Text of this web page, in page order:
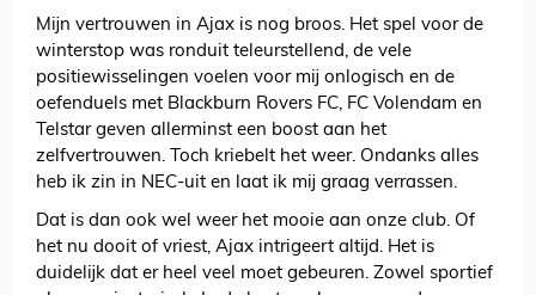
Mijn vertrouwen in Ajax is nog broos. Het spel voor de
winterstop was ronduit teleurstellend, de vele
positiewisselingen voelen voor mij onlogisch en de
oefenduels met Blackburn Rovers FC, FC Volendam en
Telstar geven allerminst een boost aan het
zelfvertrouwen. Toch kriebelt het weer. Ondanks alles
heb ik zin in NEC-uit en laat ik mij graag verrassen.
Dat is dan ook wel weer het mooie aan onze club. Of
het nu dooit of vriest, Ajax intrigeert altijd. Het is
duidelijk dat er heel veel moet gebeuren. Zowel sportief